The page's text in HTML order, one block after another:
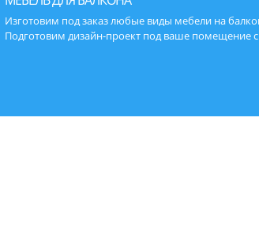
Изготовим под заказ любые виды мебели на
Подготовим дизайн-проект под ваше помещение